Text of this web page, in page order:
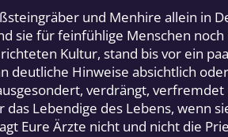
und Menhire allein in
sie für feinfühlige Menschen
Kultur, stand bis vor ein
deutliche Hinweise absichtlich
verdrängt,
Lebendige des Lebens, wenn
Eure Ärzte nicht und nicht die